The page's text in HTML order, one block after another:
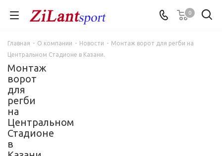
0
Главная - О компании - Новости - Монтаж ворот для регби на
Центральном Стадионе в Казани.
Монтаж
ворот
для
регби
на
Центральном
Стадионе
в